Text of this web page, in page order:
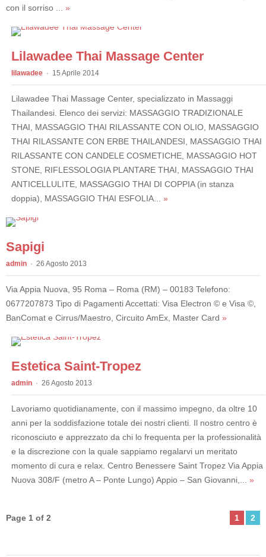
con il sorriso ... »
Lilawadee Thai Massage Center
lilawadee 15 Aprile 2014
Lilawadee Thai Massage Center, specializzato in Massaggi
Thailandesi. Elenco dei servizi: MASSAGGIO TRADIZIONALE
THAI, MASSAGGIO THAI RILASSANTE CON OLIO, MASSAGGIO
THAI RILASSANTE CON ERBE THAILANDESI, MASSAGGIO THAI
RILASSANTE CON CANDELE COSMETICHE, MASSAGGIO HOT
STONE, RIFLESSOLOGIA PLANTARE THAI, MASSAGGIO THAI
ANTICELLULITE, MASSAGGIO THAI DI COPPIA (in stanza
doppia), MASSAGGIO THAI ESFOLIA... »
Sapigi
admin 26 Agosto 2013
Via Appia Nuova, 95 Roma – Roma (RM) – 00183 Telefono:
0677207873 Tipo di Pagamenti Accettati: Visa Electron © e Visa ©,
BanComat e Cirrus/Maestro, Circuito AmEx, Master Card »
Estetica Saint-Tropez
admin 26 Agosto 2013
Lavoriamo quotidianamente, con il massimo impegno, da oltre 10
anni per la soddisfazione totale dei nostri clienti. Il nostro centro è
riconosciuto e apprezzato da chi lo frequenta per la professionalità
e la discrezione con la quale sappiamo regalarvi un meritato
momento di cura e relax. Centro Benessere Saint Tropez Via Appia
Nuova 308/F (metro A – Ponte Lungo) Appio – San Giovanni,... »
Page 1 of 2 1 2